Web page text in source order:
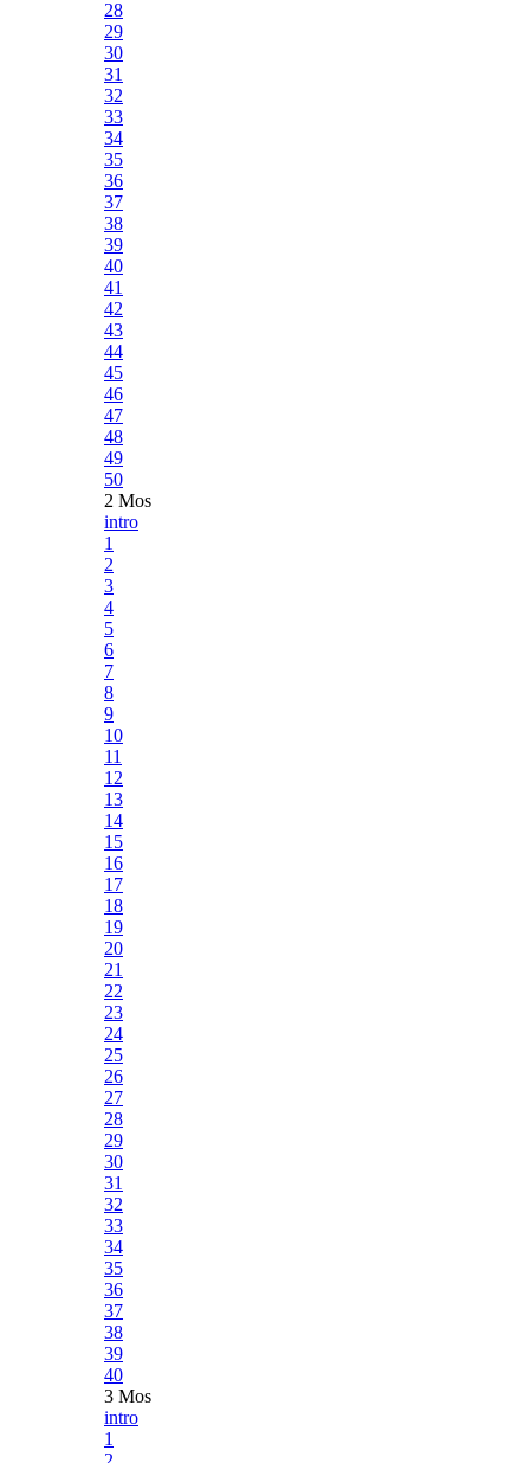
28
29
30
31
32
33
34
35
36
37
38
39
40
41
42
43
44
45
46
47
48
49
50
2 Mos
intro
1
2
3
4
5
6
7
8
9
10
11
12
13
14
15
16
17
18
19
20
21
22
23
24
25
26
27
28
29
30
31
32
33
34
35
36
37
38
39
40
3 Mos
intro
1